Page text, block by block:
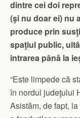
dintre cei doi
(şi nu doar ei) nu
produce prin
spaţiul public,
intrarea până la
“Este limpede că
în nordul judeţului
Asistăm, de fapt,